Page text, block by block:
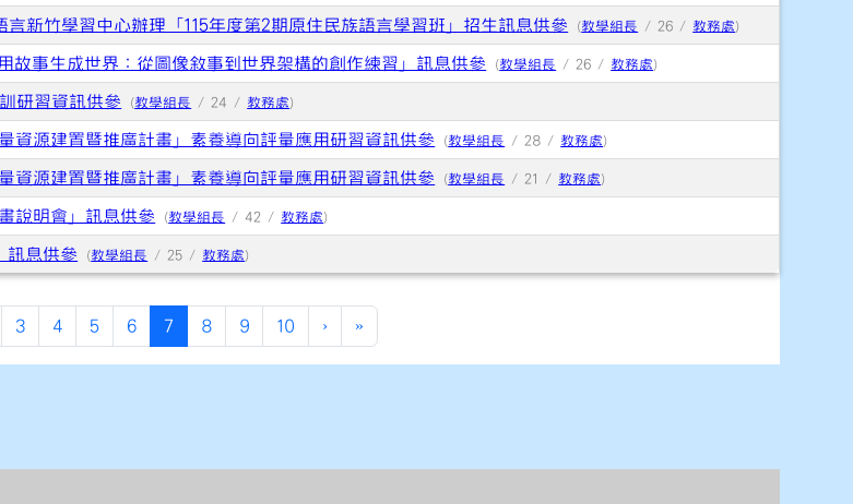
新竹學習中心辦理「115年度第2期原住民族語言學習班」招生訊息供參 (教學組長 / 26 / 教務處)
故事生成世界：從圖像敘事到世界架構的創作練習」訊息供參 (教學組長 / 26 / 教務處)
研習資訊供參 (教學組長 / 24 / 教務處)
資源建置暨推廣計畫」素養導向評量應用研習資訊供參 (教學組長 / 28 / 教務處)
資源建置暨推廣計畫」素養導向評量應用研習資訊供參 (教學組長 / 21 / 教務處)
說明會」訊息供參 (教學組長 / 42 / 教務處)
訊息供參 (教學組長 / 25 / 教務處)
3 4 5 6 7 (current)
8 9 10 › »